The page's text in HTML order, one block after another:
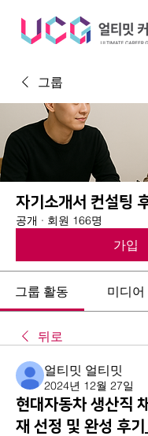
그룹
자기소개서 컨설팅
공개 · 회원 166명
가입
그룹 활동 미디어
뒤로
얼티밋 얼티밋
2024년 12월 27일
현대자동차 생산직
재 선정 및 완성 후